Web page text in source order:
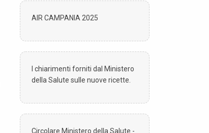
AIR CAMPANIA 2025
I chiarimenti forniti dal Ministero
della Salute sulle nuove ricette.
Circolare Ministero della Salute -